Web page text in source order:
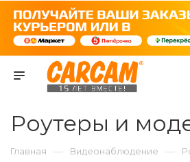
Роутеры и
Главная — Видеонаблюдение —